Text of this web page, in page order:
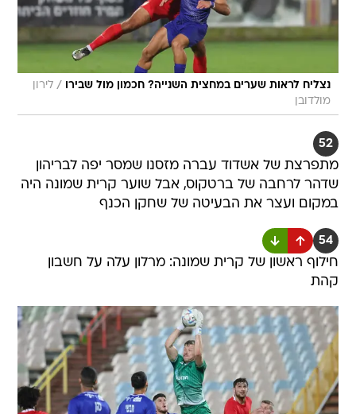
נצליח לראות שערים במחצית השנייה? חכמון מול שבירו / לירון
מולדובן
52
מתפרצת של אשדוד עברה מזסנו שמסר יפה לבריהון
שדהר לרחבה של ברטקוס, אבל שוער קרית שמונה היה
במקום ועצר את הבעיטה של שחקן הכנף
54
חילוף ראשון של קרית שמונה: מרלון עלה על חשבון
קהת